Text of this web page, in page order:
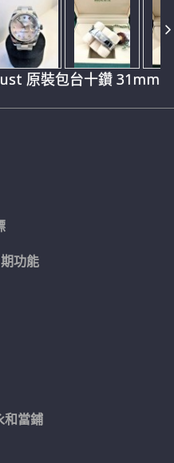
原裝包台十鑽 31mm
功能
和當鋪